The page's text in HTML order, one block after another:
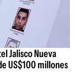
Jalisco Nueva
US$100 millones